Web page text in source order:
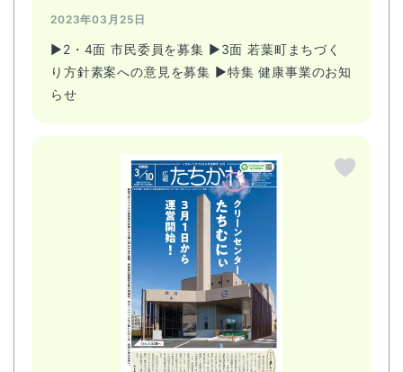
2023年03月25日
▶2・4面 市民委員を募集 ▶3面 若葉町まちづく
り方針素案への意見を募集 ▶特集 健康事業のお知
らせ